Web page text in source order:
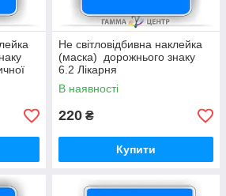
Не світловідбивна наклейка
(маска) дорожнього знаку
6.2 Лікарня
В наявності
220 ₴
Купити